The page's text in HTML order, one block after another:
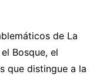
de La
Bosque, el
que distingue a la